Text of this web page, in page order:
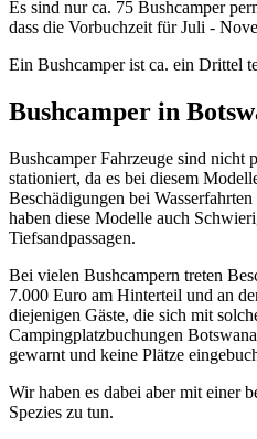
Es sind nur ca. 75 Bushcamper
dass die Vorbuchzeit für Juli -
Ein Bushcamper ist ca. ein Drittel
Bushcamper in
Bushcamper Fahrzeuge sind nicht
stationiert, da es bei diesem
Beschädigungen bei
haben diese Modelle auch
Tiefsandpassagen.
Bei vielen Bushcampern treten
7.000 Euro am Hinterteil und an
diejenigen Gäste, die sich mit
Campingplatzbuchungen
gewarnt und keine Plätze
Wir haben es dabei aber mit einer
Spezies zu tun.